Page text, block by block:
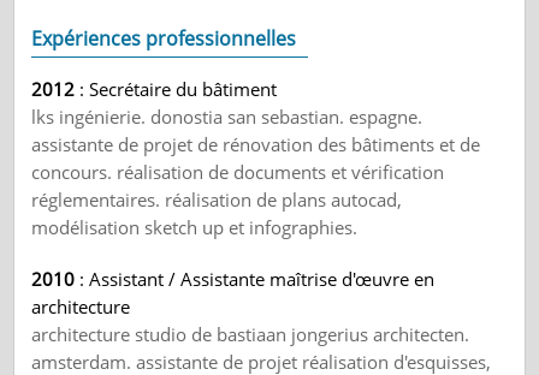
Expériences professionnelles
2012 : Secrétaire du bâtiment
lks ingénierie. donostia san sebastian. espagne.
assistante de projet de rénovation des bâtiments et de
concours. réalisation de documents et vérification
réglementaires. réalisation de plans autocad,
modélisation sketch up et infographies.
2010 : Assistant / Assistante maîtrise d'œuvre en
architecture
architecture studio de bastiaan jongerius architecten.
amsterdam. assistante de projet réalisation d'esquisses,